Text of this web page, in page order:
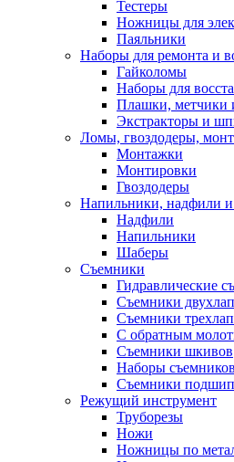
Тестеры
Ножницы для
Паяльники
Наборы для ремонта и
Гайколомы
Наборы для
Плашки, метчики
Экстракторы и
Ломы, гвоздодеры,
Монтажки
Монтировки
Гвоздодеры
Напильники, надфили
Надфили
Напильники
Шаберы
Съемники
Гидравлические
Съемники
Съемники
С обратным
Съемники шкивов
Наборы съемников
Съемники
Режущий инструмент
Труборезы
Ножи
Ножницы по